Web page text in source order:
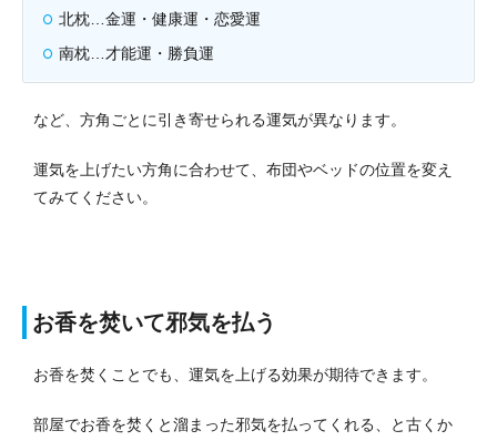
北枕…金運・健康運・恋愛運
南枕…才能運・勝負運
など、方角ごとに引き寄せられる運気が異なります。
運気を上げたい方角に合わせて、布団やベッドの位置を変え
てみてください。
お香を焚いて邪気を払う
お香を焚くことでも、運気を上げる効果が期待できます。
部屋でお香を焚くと溜まった邪気を払ってくれる、と古くか